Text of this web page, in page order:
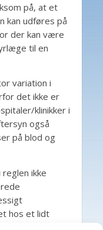
på, at et
kan udføres på
der kan være
til en
variation i
det ikke er
klinikker i
også
på blod og
ikke
hos et lidt